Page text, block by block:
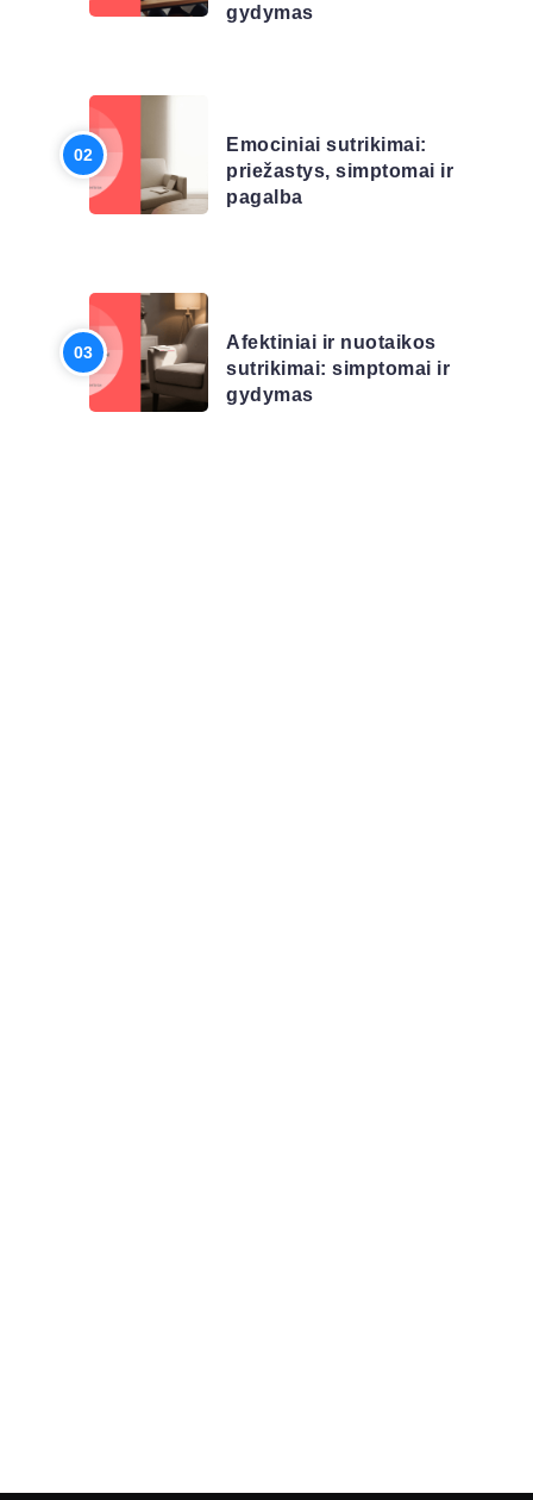
gydymas
Emociniai sutrikimai:
priežastys, simptomai ir
pagalba
Afektiniai ir nuotaikos
sutrikimai: simptomai ir
gydymas